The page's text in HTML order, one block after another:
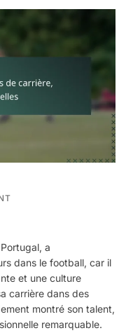
ON
ÉDUCATION,
DÉBUTS
DE
CARRIÈRE,
ANECDOTES
a
dans le football, car il
et une culture
carrière dans des
montré son talent,
remarquable.